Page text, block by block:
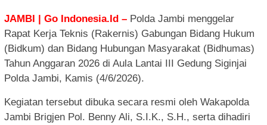
JAMBI | Go Indonesia.Id – Polda Jambi menggelar
Rapat Kerja Teknis (Rakernis) Gabungan Bidang Hukum
(Bidkum) dan Bidang Hubungan Masyarakat (Bidhumas)
Tahun Anggaran 2026 di Aula Lantai III Gedung Siginjai
Polda Jambi, Kamis (4/6/2026).
Kegiatan tersebut dibuka secara resmi oleh Wakapolda
Jambi Brigjen Pol. Benny Ali, S.I.K., S.H., serta dihadiri